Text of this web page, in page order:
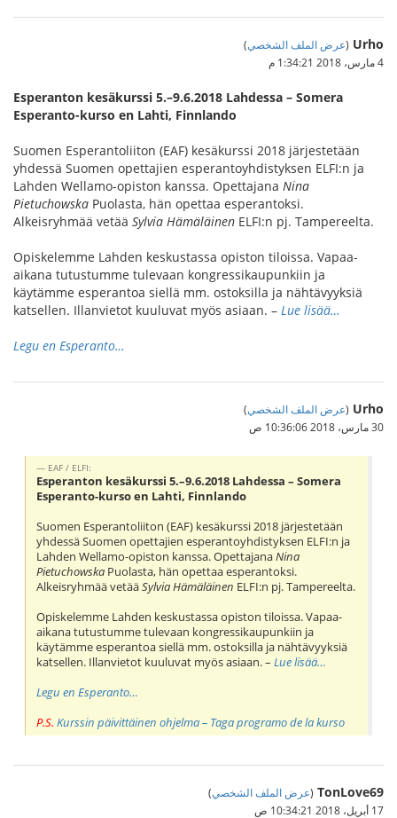
Urho
(عرض الملف الشخصي)
4 مارس، 2018 1:34:21 م
Esperanton kesäkurssi 5.–9.6.2018 Lahdessa – Somera
Esperanto-kurso en Lahti, Finnlando
Suomen Esperantoliiton (EAF) kesäkurssi 2018 järjestetään
yhdessä Suomen opettajien esperantoyhdistyksen ELFI:n ja
Lahden Wellamo-opiston kanssa. Opettajana Nina
Pietuchowska Puolasta, hän opettaa esperantoksi.
Alkeisryhmää vetää Sylvia Hämäläinen ELFI:n pj. Tampereelta.
Opiskelemme Lahden keskustassa opiston tiloissa. Vapaa-
aikana tutustumme tulevaan kongressikaupunkiin ja
käytämme esperantoa siellä mm. ostoksilla ja nähtävyyksiä
katsellen. Illanvietot kuuluvat myös asiaan. – Lue lisää…
Legu en Esperanto…
Urho
(عرض الملف الشخصي)
30 مارس، 2018 10:36:06 ص
EAF / ELFI:
Esperanton kesäkurssi 5.–9.6.2018 Lahdessa – Somera
Esperanto-kurso en Lahti, Finnlando
Suomen Esperantoliiton (EAF) kesäkurssi 2018 järjestetään
yhdessä Suomen opettajien esperantoyhdistyksen ELFI:n ja
Lahden Wellamo-opiston kanssa. OpettajanaNina
Pietuchowska Puolasta, hän opettaa esperantoksi.
Alkeisryhmää vetääSylvia Hämäläinen ELFI:n pj. Tampereelta.
Opiskelemme Lahden keskustassa opiston tiloissa. Vapaa-
aikana tutustumme tulevaan kongressikaupunkiin ja
käytämme esperantoa siellä mm. ostoksilla ja nähtävyyksiä
katsellen. Illanvietot kuuluvat myös asiaan. –Lue lisää…
Legu en Esperanto…
P.S. Kurssin päivittäinen ohjelma – Taga programo de la kurso
TonLove69
(عرض الملف الشخصي)
17 أبريل، 2018 10:34:21 ص